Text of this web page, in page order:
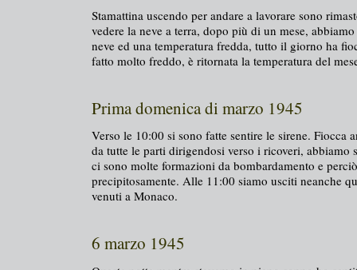
Stamattina uscendo per andare a lavorare sono
vedere la neve a terra, dopo più di un mese,
neve ed una temperatura fredda, tutto il giorno ha
fatto molto freddo, è ritornata la temperatura del
Prima domenica di marzo 1945
Verso le 10:00 si sono fatte sentire le sirene. Fiocca
da tutte le parti dirigendosi verso i ricoveri, abbiamo
ci sono molte formazioni da bombardamento e
precipitosamente. Alle 11:00 siamo usciti neanche
venuti a Monaco.
6 marzo 1945